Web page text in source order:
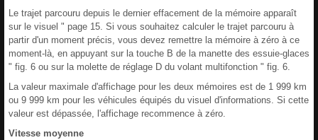
Le trajet parcouru depuis le dernier effacement de la mémoire apparaît
sur le visuel " page 15. Si vous souhaitez calculer le trajet parcouru à
partir d'un moment précis, vous devez remettre la mémoire à zéro à ce
moment-là, en appuyant sur la touche B de la manette des essuie-glaces
" fig. 6 ou sur la molette de réglage D du volant multifonction " fig. 6.
La valeur maximale d'affichage pour les deux mémoires est de 1 999 km
ou 9 999 km pour les véhicules équipés du visuel d'informations. Si cette
valeur est dépassée, l'affichage recommence à zéro.
Vitesse moyenne